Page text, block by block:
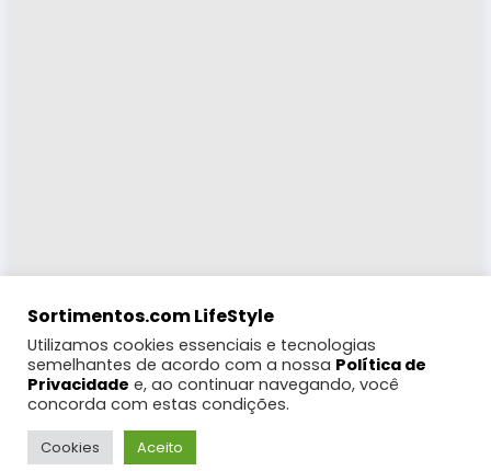
Eventos e Feiras
Programação Digital
Notícias
Futebol
Sortimentos.com LifeStyle
Utilizamos cookies essenciais e tecnologias
semelhantes de acordo com a nossa Política de
Privacidade e, ao continuar navegando, você
concorda com estas condições.
Cookies Aceito